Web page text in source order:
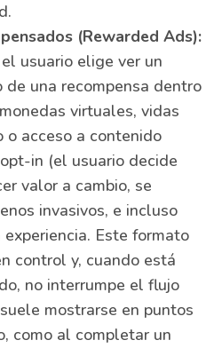
(Rewarded Ads):
usuario elige ver un
de una recompensa dentro
virtuales, vidas
o acceso a contenido
in (el usuario decide
valor a cambio, se
invasivos, e incluso
Este formato
control y, cuando está
no interrumpe el flujo
mostrarse en puntos
como al completar un